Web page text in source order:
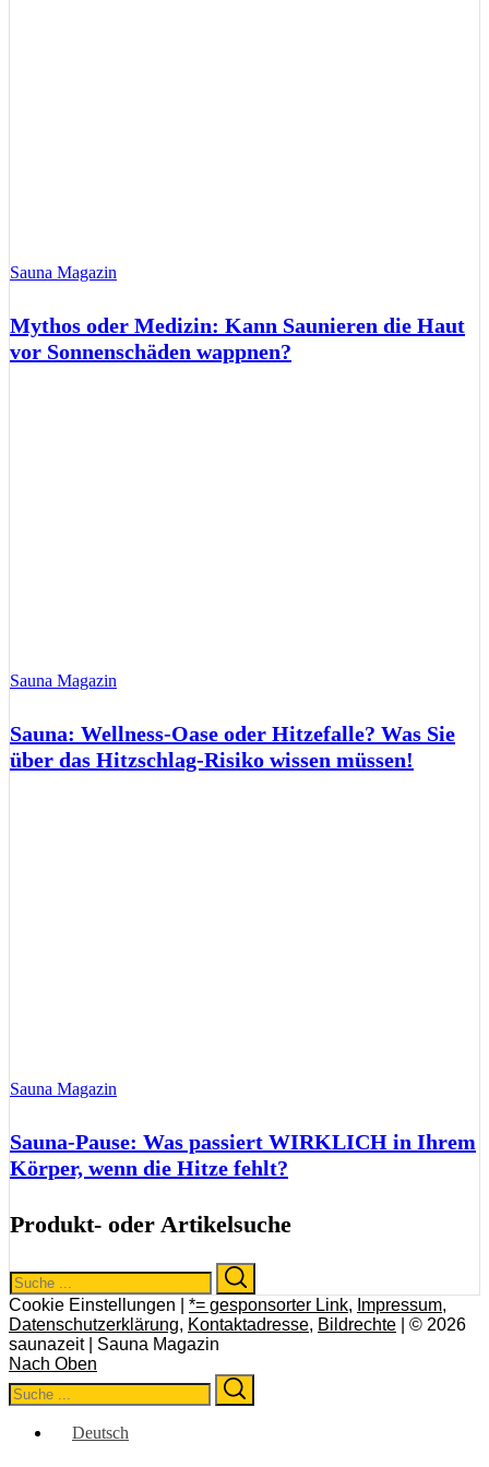
Sauna Magazin
Mythos oder Medizin: Kann Saunieren die Haut
vor Sonnenschäden wappnen?
Sauna Magazin
Sauna: Wellness-Oase oder Hitzefalle? Was Sie
über das Hitzschlag-Risiko wissen müssen!
Sauna Magazin
Sauna-Pause: Was passiert WIRKLICH in Ihrem
Körper, wenn die Hitze fehlt?
Produkt- oder Artikelsuche
Search
for:
Cookie Einstellungen | *= gesponsorter Link, Impressum,
Datenschutzerklärung, Kontaktadresse, Bildrechte | © 2026
saunazeit | Sauna Magazin
Nach Oben
Search
for:
Deutsch